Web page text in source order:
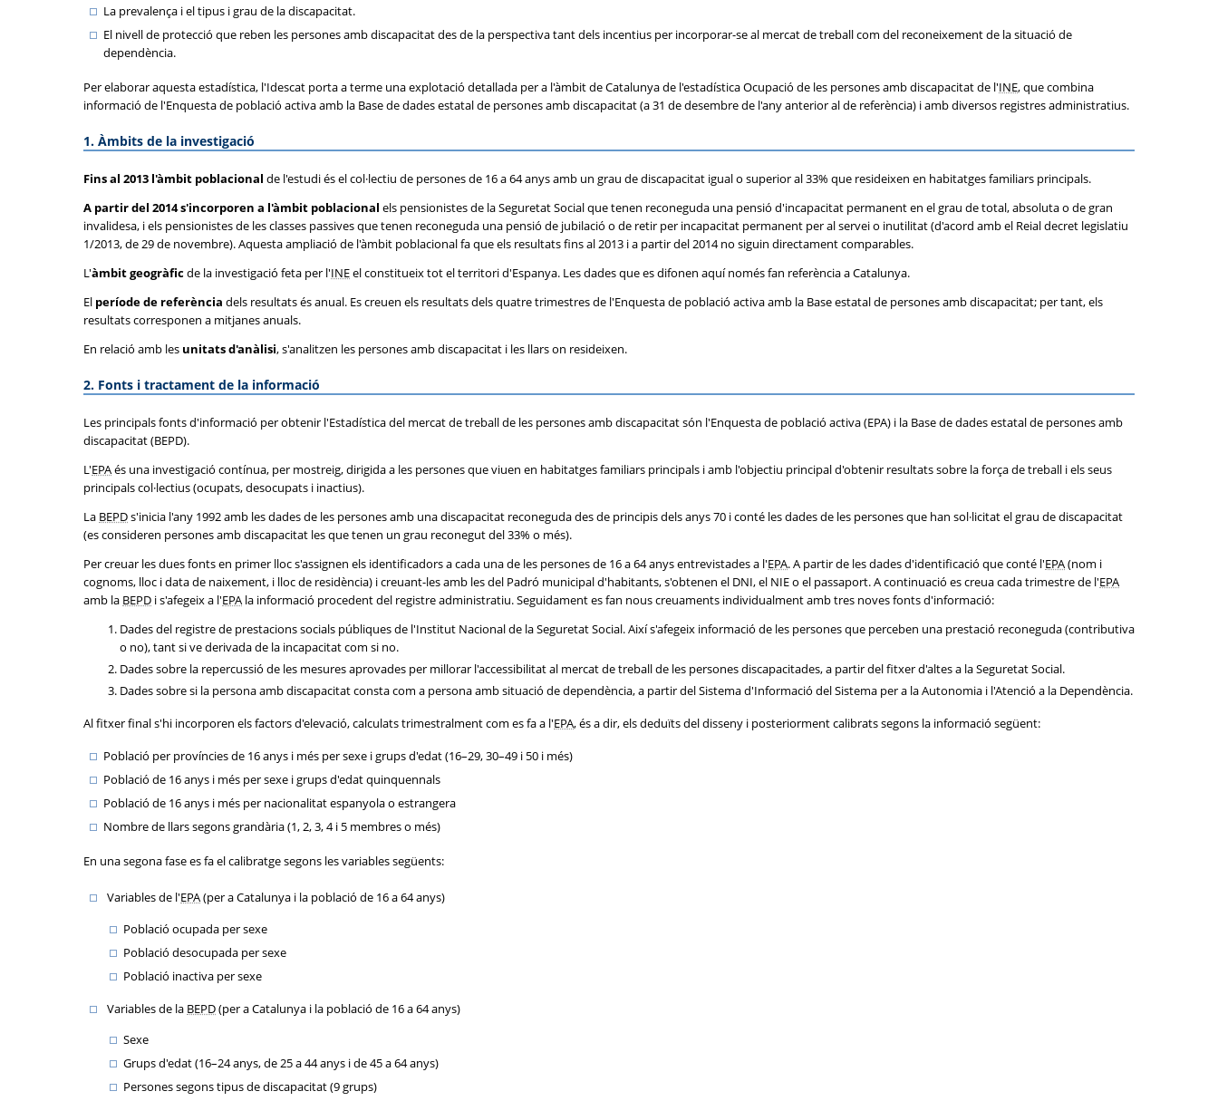
La prevalença i el tipus i grau de la discapacitat.
El nivell de protecció que reben les persones amb discapacitat des de la perspectiva tant dels incentius per incorporar-se al mercat de treball com del reconeixement de la situació de
dependència.
Per elaborar aquesta estadística, l'Idescat porta a terme una explotació detallada per a l'àmbit de Catalunya de l'estadística Ocupació de les persones amb discapacitat de l'INE, que combina
informació de l'Enquesta de població activa amb la Base de dades estatal de persones amb discapacitat (a 31 de desembre de l'any anterior al de referència) i amb diversos registres administratius.
1. Àmbits de la investigació
Fins al 2013 l'àmbit poblacional de l'estudi és el col·lectiu de persones de 16 a 64 anys amb un grau de discapacitat igual o superior al 33% que resideixen en habitatges familiars principals.
A partir del 2014 s'incorporen a l'àmbit poblacional els pensionistes de la Seguretat Social que tenen reconeguda una pensió d'incapacitat permanent en el grau de total, absoluta o de gran
invalidesa, i els pensionistes de les classes passives que tenen reconeguda una pensió de jubilació o de retir per incapacitat permanent per al servei o inutilitat (d'acord amb el Reial decret legislatiu
1/2013, de 29 de novembre). Aquesta ampliació de l'àmbit poblacional fa que els resultats fins al 2013 i a partir del 2014 no siguin directament comparables.
L'àmbit geogràficde la investigació feta per l'INEel constitueix tot el territori d'Espanya. Les dades que es difonen aquí només fan referència a Catalunya.
El període de referència dels resultats és anual. Es creuen els resultats dels quatre trimestres de l'Enquesta de població activa amb la Base estatal de persones amb discapacitat; per tant, els
resultats corresponen a mitjanes anuals.
En relació amb les unitats d'anàlisi, s'analitzen les persones amb discapacitat i les llars on resideixen.
2. Fonts i tractament de la informació
Les principals fonts d'informació per obtenir l'Estadística del mercat de treball de les persones amb discapacitat són l'Enquesta de població activa (EPA) i la Base de dades estatal de persones amb
discapacitat (BEPD).
L'EPAés una investigació contínua, per mostreig, dirigida a les persones que viuen en habitatges familiars principals i amb l'objectiu principal d'obtenir resultats sobre la força de treball i els seus
principals col·lectius (ocupats, desocupats i inactius).
La BEPDs'inicia l'any 1992 amb les dades de les persones amb una discapacitat reconeguda des de principis dels anys 70 i conté les dades de les persones que han sol·licitat el grau de discapacitat
(es consideren persones amb discapacitat les que tenen un grau reconegut del 33% o més).
Per creuar les dues fonts en primer lloc s'assignen els identificadors a cada una de les persones de 16 a 64 anys entrevistades a l'EPA. A partir de les dades d'identificació que conté l'EPA(nom i
cognoms, lloc i data de naixement, i lloc de residència) i creuant-les amb les del Padró municipal d'habitants, s'obtenen el DNI, el NIE o el passaport. A continuació es creua cada trimestre de l'EPA
amb la BEPD i s'afegeix a l'EPA la informació procedent del registre administratiu. Seguidament es fan nous creuaments individualment amb tres noves fonts d'informació:
Dades del registre de prestacions socials públiques de l'Institut Nacional de la Seguretat Social. Així s'afegeix informació de les persones que perceben una prestació reconeguda (contributiva
o no), tant si ve derivada de la incapacitat com si no.
Dades sobre la repercussió de les mesures aprovades per millorar l'accessibilitat al mercat de treball de les persones discapacitades, a partir del fitxer d'altes a la Seguretat Social.
Dades sobre si la persona amb discapacitat consta com a persona amb situació de dependència, a partir del Sistema d'Informació del Sistema per a la Autonomia i l'Atenció a la Dependència.
Al fitxer final s'hi incorporen els factors d'elevació, calculats trimestralment com es fa a l'EPA, és a dir, els deduïts del disseny i posteriorment calibrats segons la informació següent:
Població per províncies de 16 anys i més per sexe i grups d'edat (16–29, 30–49 i 50 i més)
Població de 16 anys i més per sexe i grups d'edat quinquennals
Població de 16 anys i més per nacionalitat espanyola o estrangera
Nombre de llars segons grandària (1, 2, 3, 4 i 5 membres o més)
En una segona fase es fa el calibratge segons les variables següents:
Variables de l'EPA(per a Catalunya i la població de 16 a 64 anys)
Població ocupada per sexe
Població desocupada per sexe
Població inactiva per sexe
Variables de la BEPD(per a Catalunya i la població de 16 a 64 anys)
Sexe
Grups d'edat (16–24 anys, de 25 a 44 anys i de 45 a 64 anys)
Persones segons tipus de discapacitat (9 grups)